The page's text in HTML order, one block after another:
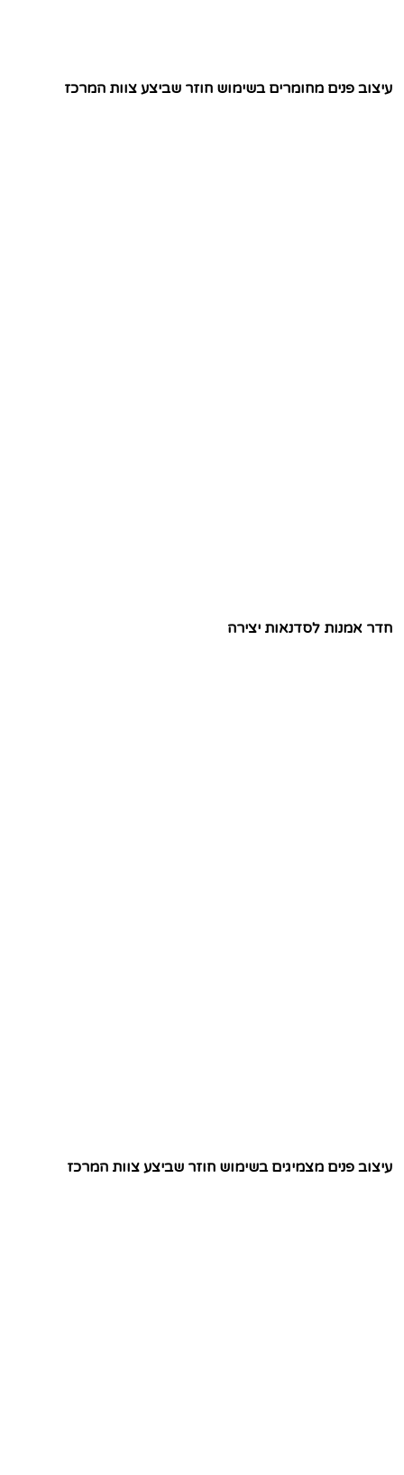
עיצוב פנים מחומרים בשימוש חוזר שביצע צוות המרכז
חדר אמנות לסדנאות יצירה
עיצוב פנים מצמיגים בשימוש חוזר שביצע צוות המרכז